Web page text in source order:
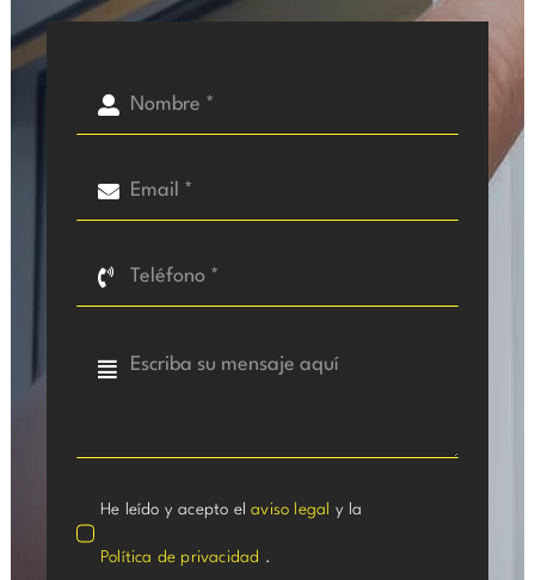
He leído y acepto elaviso legal y la
Política de privacidad .